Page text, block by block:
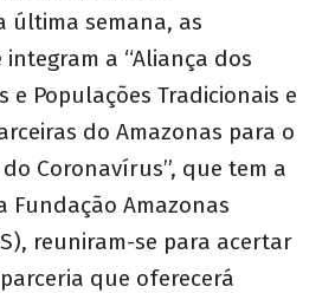
última semana, as
a “Aliança dos
e Populações Tradicionais e
do Amazonas para o
Coronavírus”, que tem a
Fundação Amazonas
reuniram-se para acertar
que oferecerá